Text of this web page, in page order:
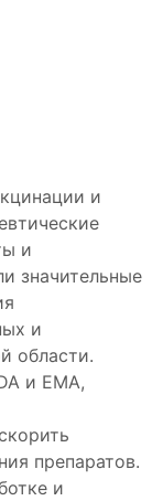
и
и
значительные
и
области.
и EMA,
препаратов.
и